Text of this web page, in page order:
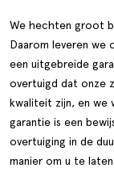
We hechten groot
Daarom leveren we
een uitgebreide
overtuigd dat onze
kwaliteit zijn, en we
garantie is een
overtuiging in de
manier om u te